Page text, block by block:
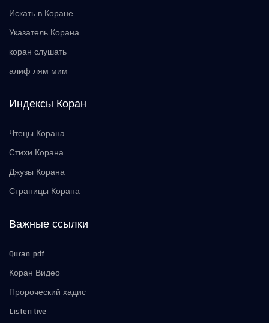
Искать в Коране
Указатель Корана
коран слушать
алиф лям мим
Индексы Коран
Чтецы Корана
Стихи Корана
Джузы Корана
Страницы Корана
Важные ссылки
Quran pdf
Коран Видео
Пророческий хадис
Listen live